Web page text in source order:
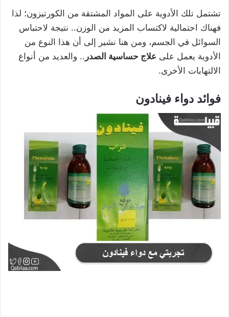
تشتمل تلك الأدوية على المواد المشتقة من الكورتيزون؛ لذا
فهناك احتمالية لاكتساب المزيد من الوزن.. نتيجة لاحتباس
السوائل في الجسم، ومن هنا نشير إلى أن هذا النوع من
الأدوية يعمل على علاج حساسية الصدر .. والعديد من أنواع
الالتهابات الأخرى.
فوائد دواء فينادون